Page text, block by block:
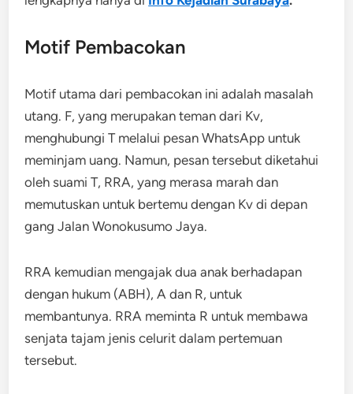
Motif Pembacokan
Motif utama dari pembacokan ini adalah masalah
utang. F, yang merupakan teman dari Kv,
menghubungi T melalui pesan WhatsApp untuk
meminjam uang. Namun, pesan tersebut diketahui
oleh suami T, RRA, yang merasa marah dan
memutuskan untuk bertemu dengan Kv di depan
gang Jalan Wonokusumo Jaya.
RRA kemudian mengajak dua anak berhadapan
dengan hukum (ABH), A dan R, untuk
membantunya. RRA meminta R untuk membawa
senjata tajam jenis celurit dalam pertemuan
tersebut.